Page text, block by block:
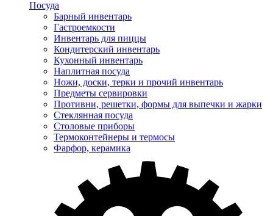
Посуда
Барный инвентарь
Гастроемкости
Инвентарь для пиццы
Кондитерский инвентарь
Кухонный инвентарь
Наплитная посуда
Ножи, доски, терки и прочий инвентарь
Предметы сервировки
Противни, решетки, формы для выпечки и жарки
Стеклянная посуда
Столовые приборы
Термоконтейнеры и термосы
Фарфор, керамика